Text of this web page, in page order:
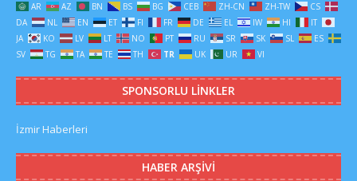
AR AZ BN BS BG CEB ZH-CN ZH-TW
CS
DA
NL EN ET FI FR DE EL IW HI
IT
JA
KO LV LT NO PT RU SR SK SL
ES
SV
TG TA TE TH TR UK UR VI
SPONSORLU LINKLER
İzmir Haberleri
HABER ARŞIVI